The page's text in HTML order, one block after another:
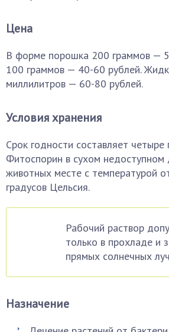
Цена
В форме порошка 200 граммов —
100 граммов — 40-60 рублей.
миллилитров — 60-80 рублей.
Условия хранения
Срок годности составляет четыре
Фитоспорин в сухом недоступном
животных месте с температурой
градусов Цельсия.
Рабочий раствор
только в прохладе и
прямых солнечных
Назначение